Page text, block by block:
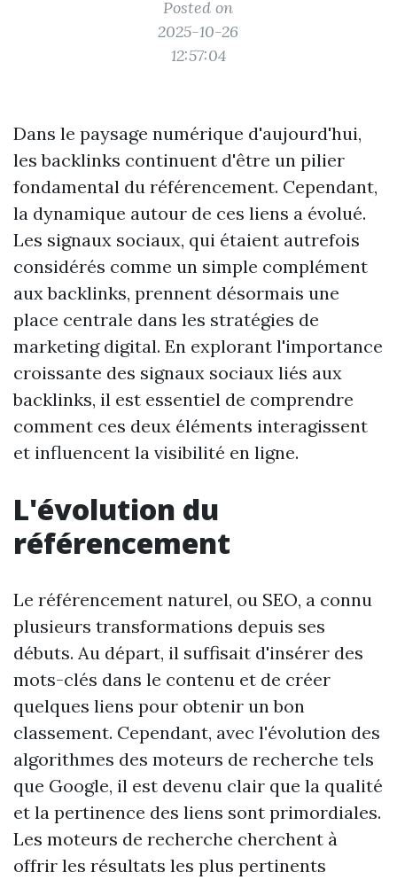
Posted on
2025-10-26
12:57:04
Dans le paysage numérique d'aujourd'hui,
les backlinks continuent d'être un pilier
fondamental du référencement. Cependant,
la dynamique autour de ces liens a évolué.
Les signaux sociaux, qui étaient autrefois
considérés comme un simple complément
aux backlinks, prennent désormais une
place centrale dans les stratégies de
marketing digital. En explorant l'importance
croissante des signaux sociaux liés aux
backlinks, il est essentiel de comprendre
comment ces deux éléments interagissent
et influencent la visibilité en ligne.
L'évolution du
référencement
Le référencement naturel, ou SEO, a connu
plusieurs transformations depuis ses
débuts. Au départ, il suffisait d'insérer des
mots-clés dans le contenu et de créer
quelques liens pour obtenir un bon
classement. Cependant, avec l'évolution des
algorithmes des moteurs de recherche tels
que Google, il est devenu clair que la qualité
et la pertinence des liens sont primordiales.
Les moteurs de recherche cherchent à
offrir les résultats les plus pertinents